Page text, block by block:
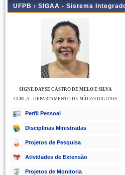
UFPB › SIGAA - Sistema
SIGNE DAYSE CASTRO DE MELO E SILVA
CCHLA - DEPARTAMENTO DE MÍDIAS DIGITAIS
Perfil Pessoal
Disciplinas Ministradas
Projetos de Pesquisa
Atividades de Extensão
Projetos de Monitoria